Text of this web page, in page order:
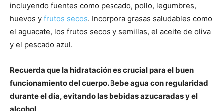
incluyendo fuentes como pescado, pollo, legumbres,
huevos y frutos secos. Incorpora grasas saludables como
el aguacate, los frutos secos y semillas, el aceite de oliva
y el pescado azul.
Recuerda que la hidratación es crucial para el buen
funcionamiento del cuerpo. Bebe agua con regularidad
durante el día, evitando las bebidas azucaradas y el
alcohol.